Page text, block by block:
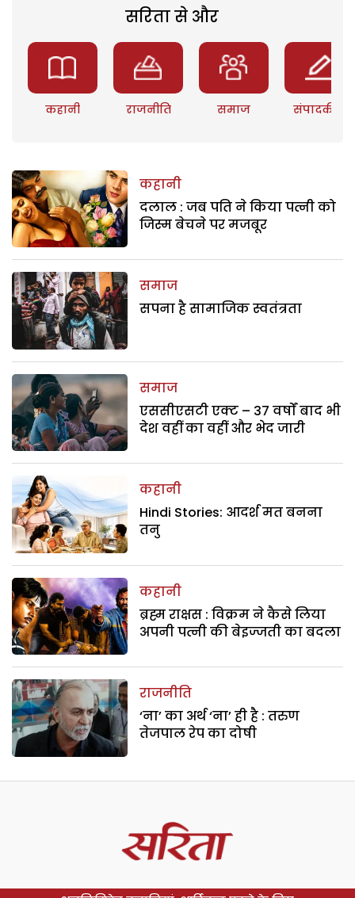
सरिता से और
कहानी राजनीति समाज संपादकीय
कहानी
दलाल : जब पति ने किया पत्नी को
जिस्म बेचने पर मजबूर
समाज
सपना है सामाजिक स्वतंत्रता
समाज
एससीएसटी एक्ट – 37 वर्षों बाद भी
देश वहीं का वहीं और भेद जारी
कहानी
Hindi Stories: आदर्श मत बनना
तनु
कहानी
ब्रह्म राक्षस : विक्रम ने कैसे लिया
अपनी पत्नी की बेइज्जती का बदला
राजनीति
‘ना’ का अर्थ ‘ना’ ही है : तरुण
तेजपाल रेप का दोषी